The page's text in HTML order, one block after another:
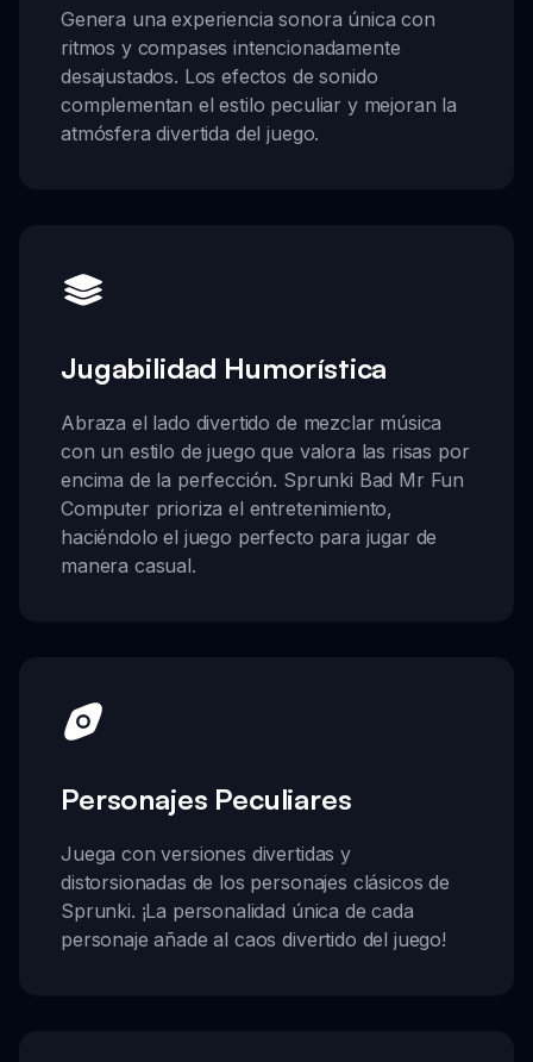
Genera una experiencia sonora única con
ritmos y compases intencionadamente
desajustados. Los efectos de sonido
complementan el estilo peculiar y mejoran la
atmósfera divertida del juego.
Jugabilidad Humorística
Abraza el lado divertido de mezclar música
con un estilo de juego que valora las risas por
encima de la perfección. Sprunki Bad Mr Fun
Computer prioriza el entretenimiento,
haciéndolo el juego perfecto para jugar de
manera casual.
Personajes Peculiares
Juega con versiones divertidas y
distorsionadas de los personajes clásicos de
Sprunki. ¡La personalidad única de cada
personaje añade al caos divertido del juego!